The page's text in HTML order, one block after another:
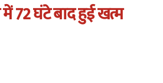
72 घंटे बाद हुई खत्म